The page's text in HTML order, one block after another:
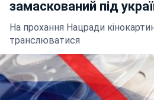
замаскований під
На прохання Нацради
транслюватися